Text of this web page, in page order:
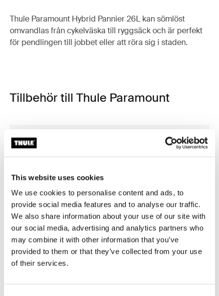
This website uses cookies
We use cookies to personalise content and ads, to
provide social media features and to analyse our traffic.
We also share information about your use of our site with
our social media, advertising and analytics partners who
may combine it with other information that you’ve
provided to them or that they’ve collected from your use
of their services.
Thule Paramount Hybrid Pannier 26L kan sömlöst
omvandlas från cykelväska till ryggsäck och är perfekt
för pendlingen till jobbet eller att röra sig i staden.
Tillbehör till Thule Paramount
Thule power bank 10k
Thule Subterra 2